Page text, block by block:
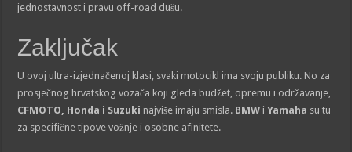
jednostavnost i pravu off-road dušu.
Zaključak
U ovoj ultra-izjednačenoj klasi, svaki motocikl ima svoju publiku. No za
prosječnog hrvatskog vozača koji gleda budžet, opremu i održavanje,
CFMOTO, Honda i Suzuki najviše imaju smisla. BMW iYamaha su tu
za specifične tipove vožnje i osobne afinitete.